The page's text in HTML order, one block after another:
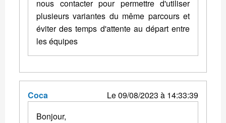
nous contacter pour permettre d'utiliser
plusieurs variantes du même parcours et
éviter des temps d'attente au départ entre
les équipes
Coca
Le 09/08/2023 à 14:33:39
Bonjour,